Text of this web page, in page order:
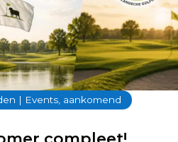
| Events, aankomend